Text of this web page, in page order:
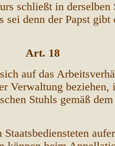
schließt in derselben
sei denn der Papst
Art. 18
auf das
Verwaltung beziehen,
Stuhls gemäß